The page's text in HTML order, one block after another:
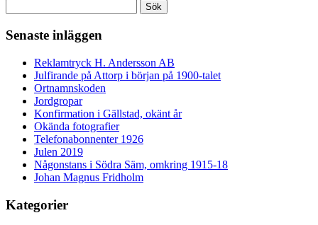
efter:
Senaste inläggen
Reklamtryck H. Andersson AB
Julfirande på Attorp i början på 1900-talet
Ortnamnskoden
Jordgropar
Konfirmation i Gällstad, okänt år
Okända fotografier
Telefonabonnenter 1926
Julen 2019
Någonstans i Södra Säm, omkring 1915-18
Johan Magnus Fridholm
Kategorier